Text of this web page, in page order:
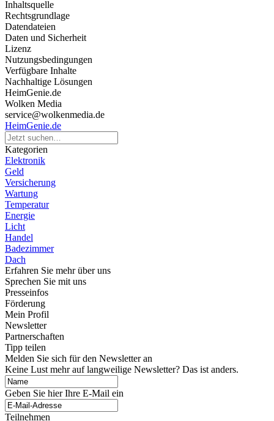
Inhaltsquelle
Rechtsgrundlage
Datendateien
Daten und Sicherheit
Lizenz
Nutzungsbedingungen
Verfügbare Inhalte
Nachhaltige Lösungen
HeimGenie.de
Wolken Media
service@wolkenmedia.de
HeimGenie.de
Kategorien
Elektronik
Geld
Versicherung
Wartung
Temperatur
Energie
Licht
Handel
Badezimmer
Dach
Erfahren Sie mehr über uns
Sprechen Sie mit uns
Presseinfos
Förderung
Mein Profil
Newsletter
Partnerschaften
Tipp teilen
Melden Sie sich für den Newsletter an
Keine Lust mehr auf langweilige Newsletter? Das ist anders.
Geben Sie hier Ihre E-Mail ein
Teilnehmen